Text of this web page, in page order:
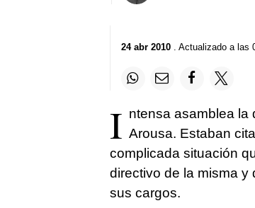
24 abr 2010. Actualizado a las
I ntensa asamblea la
Arousa. Estaban
complicada situación
directivo de la misma
sus cargos.